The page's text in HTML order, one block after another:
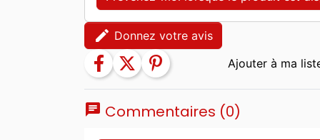
edit Donnez votre avis
facebook twitter pinterest
chat Commentaires (0)